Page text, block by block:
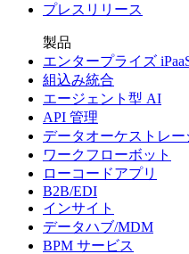
プレスリリース
製品
エンタープライズ
組込み統合
エージェント型 AI
API 管理
データオーケストレー
ワークフローボット
ローコードアプリ
B2B/EDI
インサイト
データハブ/MDM
BPM サービス